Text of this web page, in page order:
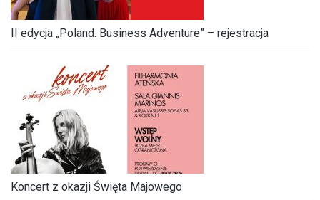
II edycja „Poland. Business Adventure” – rejestracja
Koncert z okazji Święta Majowego